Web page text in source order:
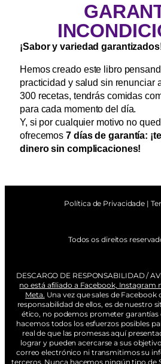
¡Sabor y variedad
Hemos creado este libro
practicidad y salud sin renunciar
300 recetas, tendrás comidas
para cada momento del día.
Y, si por cualquier motivo no
ofrecemos7 días de garantía:
dinero sin complicaciones!
Política de Privacidade |
Todos os direitos
DESCARGO DE RESPONSABILIDAD /
no está afiliado a Facebook, Instagram
Meta. Una vez que sales de Facebook
responsabilidad de ellos, es de nuestro
ético, no podemos prometer garantías
hacemos todos los esfuerzos posibles
real de que las promesas aquí
lograr y pueden acercarse a sus
correo electrónico ni transmitimos su
terceros. Nunca hacemos ningún tipo de